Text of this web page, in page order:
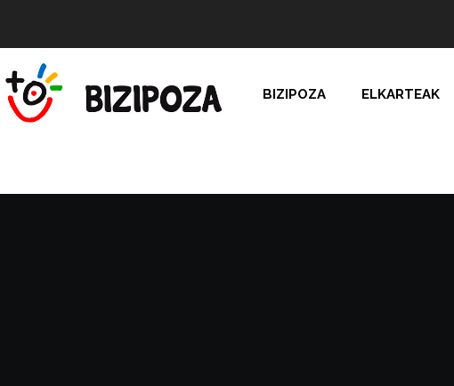
BIZIPOZA ELKARTEAK